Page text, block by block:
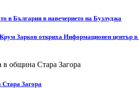
в България в навечерието на Бузлуджа
Зарков откриха Информационен център в
Стара Загора